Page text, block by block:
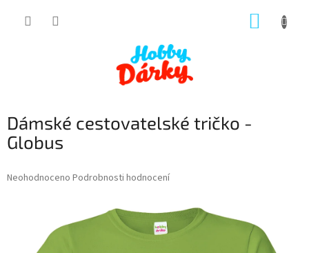
Dámské cestovatelské tričko -
Globus
Průměrné
Neohodnoceno Podrobnosti hodnocení